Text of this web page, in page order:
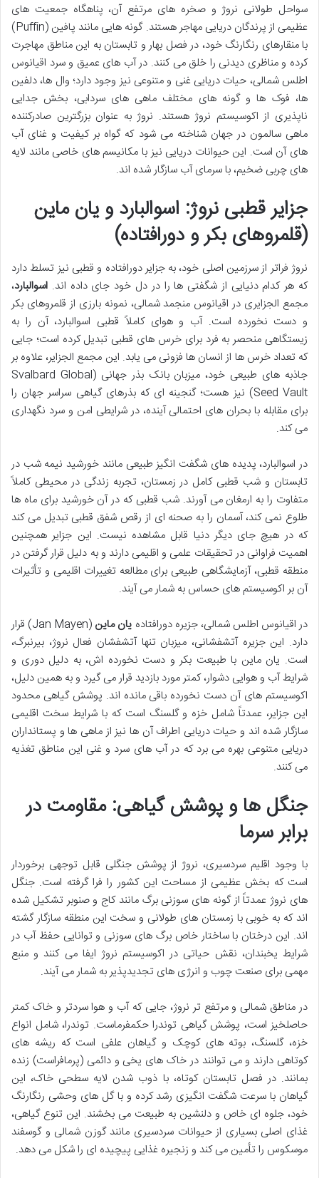
سواحل طولانی نروژ و صخره های مرتفع آن، پناهگاه جمعیت های
عظیمی از پرندگان دریایی مهاجر هستند. گونه هایی مانند پافین (Puffin)
با منقارهای رنگارنگ خود، در فصل بهار و تابستان به این مناطق مهاجرت
کرده و مناظری دیدنی را خلق می کنند. در آب های عمیق و سرد اقیانوس
اطلس شمالی، حیات دریایی غنی و متنوعی نیز وجود دارد؛ وال ها، دلفین
ها، فوک ها و گونه های مختلف ماهی های سردابی، بخش جدایی
ناپذیری از اکوسیستم نروژ هستند. نروژ به عنوان بزرگترین صادرکننده
ماهی سالمون در جهان شناخته می شود که گواه بر کیفیت و غنای آب
های آن است. این حیوانات دریایی نیز با مکانیسم های خاصی مانند لایه
های چربی ضخیم، با سرمای آب سازگار شده اند.
جزایر قطبی نروژ: اسوالبارد و یان ماین
(قلمروهای بکر و دورافتاده)
نروژ فراتر از سرزمین اصلی خود، به جزایر دورافتاده و قطبی نیز تسلط دارد
که هر کدام دنیایی از شگفتی ها را در دل خود جای داده اند. اسوالبارد،
مجمع الجزایری در اقیانوس منجمد شمالی، نمونه بارزی از قلمروهای بکر
و دست نخورده است. آب و هوای کاملاً قطبی اسوالبارد، آن را به
زیستگاهی منحصر به فرد برای خرس های قطبی تبدیل کرده است؛ جایی
که تعداد خرس ها از انسان ها فزونی می یابد. این مجمع الجزایر، علاوه بر
جاذبه های طبیعی خود، میزبان بانک بذر جهانی (Svalbard Global
Seed Vault) نیز هست؛ گنجینه ای که بذرهای گیاهی سراسر جهان را
برای مقابله با بحران های احتمالی آینده، در شرایطی امن و سرد نگهداری
می کند.
در اسوالبارد، پدیده های شگفت انگیز طبیعی مانند خورشید نیمه شب در
تابستان و شب قطبی کامل در زمستان، تجربه زندگی در محیطی کاملاً
متفاوت را به ارمغان می آورند. شب قطبی که در آن خورشید برای ماه ها
طلوع نمی کند، آسمان را به صحنه ای از رقص شفق قطبی تبدیل می کند
که در هیچ جای دیگر دنیا قابل مشاهده نیست. این جزایر همچنین
اهمیت فراوانی در تحقیقات علمی و اقلیمی دارند و به دلیل قرار گرفتن در
منطقه قطبی، آزمایشگاهی طبیعی برای مطالعه تغییرات اقلیمی و تأثیرات
آن بر اکوسیستم های حساس به شمار می آیند.
در اقیانوس اطلس شمالی، جزیره دورافتاده یان ماین
(Jan Mayen) قرار
دارد. این جزیره آتشفشانی، میزبان تنها آتشفشان فعال نروژ، بیرنبرگ،
است. یان ماین با طبیعت بکر و دست نخورده اش، به دلیل دوری و
شرایط آب و هوایی دشوار، کمتر مورد بازدید قرار می گیرد و به همین دلیل،
اکوسیستم های آن دست نخورده باقی مانده اند. پوشش گیاهی محدود
این جزایر، عمدتاً شامل خزه و گلسنگ است که با شرایط سخت اقلیمی
سازگار شده اند و حیات دریایی اطراف آن ها نیز از ماهی ها و پستانداران
دریایی متنوعی بهره می برد که در آب های سرد و غنی این مناطق تغذیه
می کنند.
جنگل ها و پوشش گیاهی: مقاومت در
برابر سرما
با وجود اقلیم سردسیری، نروژ از پوشش جنگلی قابل توجهی برخوردار
است که بخش عظیمی از مساحت این کشور را فرا گرفته است. جنگل
های نروژ عمدتاً از گونه های سوزنی برگ مانند کاج و صنوبر تشکیل شده
اند که به خوبی با زمستان های طولانی و سخت این منطقه سازگار گشته
اند. این درختان با ساختار خاص برگ های سوزنی و توانایی حفظ آب در
شرایط یخبندان، نقش حیاتی در اکوسیستم نروژ ایفا می کنند و منبع
مهمی برای صنعت چوب و انرژی های تجدیدپذیر به شمار می آیند.
در مناطق شمالی و مرتفع تر نروژ، جایی که آب و هوا سردتر و خاک کمتر
حاصلخیز است، پوشش گیاهی توندرا حکمفرماست. توندرا، شامل انواع
خزه، گلسنگ، بوته های کوچک و گیاهان علفی است که ریشه های
کوتاهی دارند و می توانند در خاک های یخی و دائمی (پرمافراست) زنده
بمانند. در فصل تابستان کوتاه، با ذوب شدن لایه سطحی خاک، این
گیاهان با سرعت شگفت انگیزی رشد کرده و با گل های وحشی رنگارنگ
خود، جلوه ای خاص و دلنشین به طبیعت می بخشند. این تنوع گیاهی،
غذای اصلی بسیاری از حیوانات سردسیری مانند گوزن شمالی و گوسفند
موسکوس را تأمین می کند و زنجیره غذایی پیچیده ای را شکل می دهد.